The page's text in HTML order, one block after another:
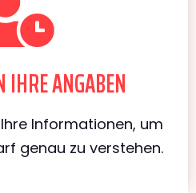
ANGABEN
Informationen, um
genau zu verstehen.